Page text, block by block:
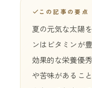
この記事の要点
夏の元気な太陽
ンはビタミンが
効果的な栄養優
や苦味があるこ